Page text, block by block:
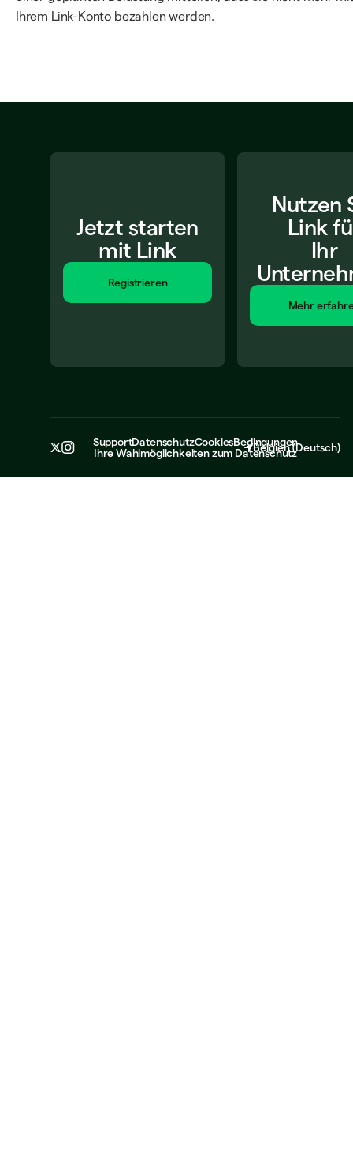
Ihrem Link-Konto bezahlen werden.
Jetzt starten
mit Link
Registrieren
Nutzen
Link
Ihr
Mehr
SupportDatenschutzCookiesBedingungen
Ihre Wahlmöglichkeiten zum Datenschutz
Belgien(Deutsch)